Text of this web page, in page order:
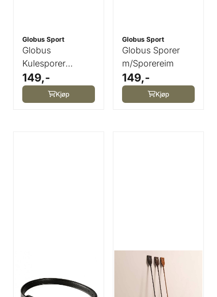
Globus Sport
Globus
Kulesporer
m/Sporereim
149,-
Kjøp
Globus Sport
Globus Sporer
m/Sporereim
149,-
Kjøp